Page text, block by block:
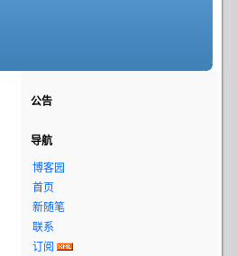
公告
导航
博客园
首页
新随笔
联系
订阅